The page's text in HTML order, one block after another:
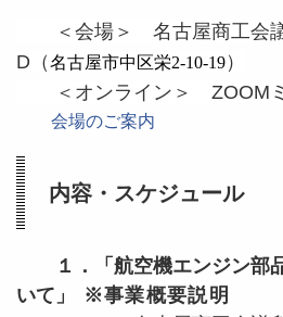
＜会場＞ 名古屋商工会
D（名古屋市中区栄2-10-19）
＜オンライン＞ ZOOMミ
会場のご案内
内容・スケジュール
１．「航空機エンジン部
いて 」 ※事業概要説明